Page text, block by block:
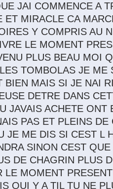
JAI COMMENCE A
ET MIRACLE CA
Y COMPRIS AU
LE MOMENT
PLUS BEAU MOI
TOMBOLAS JE ME
BIEN MAIS SI JE NAI
DETRE DANS
JAVAIS ACHETE ONT
PAS ET PLEINS
JE ME DIS SI CEST L
SINON CEST
DE CHAGRIN PLUS
LE MOMENT
QUI Y A TIL TU NE